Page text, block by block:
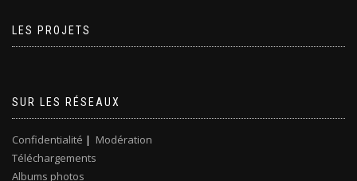
LES PROJETS
SUR LES RÉSEAUX
Confidentialité | Modération
Téléchargements
Albums photos